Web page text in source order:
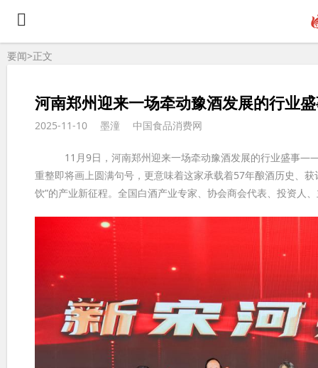
要闻>正文
河南郑州迎来一场牵动豫酒发展的行业
2025-11-10 墨潼 中国食品消费网
11月9日，河南郑州迎来一场牵动豫酒发展的行业盛事——
重整即将画上圆满句号，更意味着这家承载着57年酿酒历史、
饮”的产业新征程。全国白酒产业专家、协会商会代表、投资人